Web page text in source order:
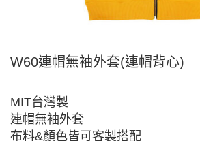
W60連帽無袖外套(連帽背心)
MIT台灣製
連帽無袖外套
布料&顏色皆可客製搭配